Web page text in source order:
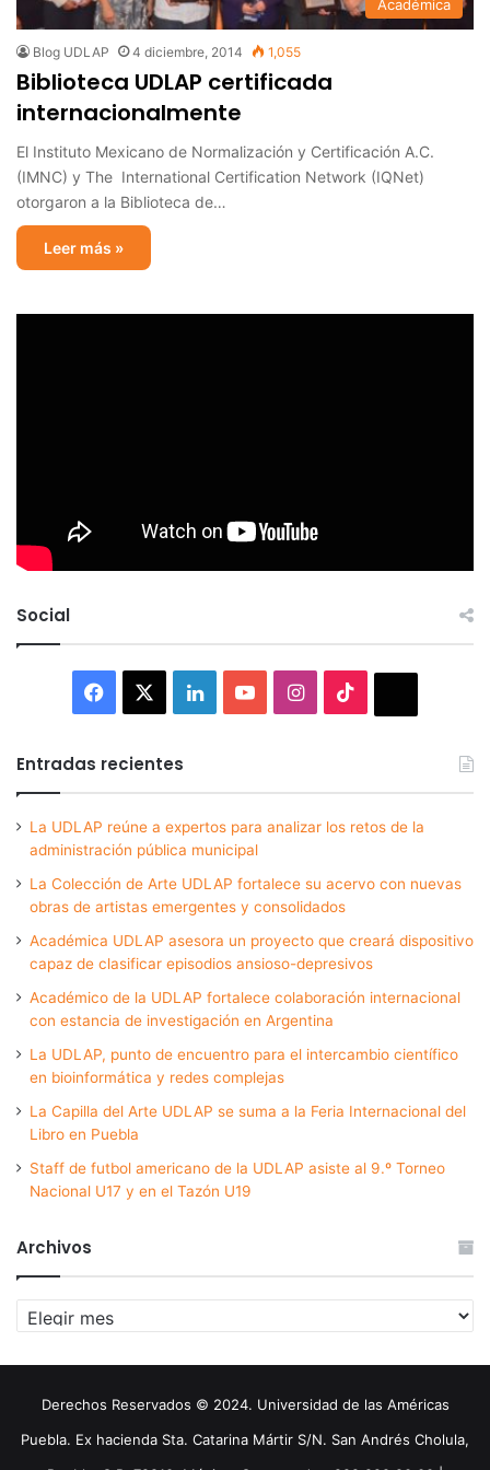
Académica
Blog UDLAP 4 diciembre, 2014 1,055
Biblioteca UDLAP certificada
internacionalmente
El Instituto Mexicano de Normalización y Certificación A.C.
(IMNC) y The International Certification Network (IQNet)
otorgaron a la Biblioteca de…
Leer más »
Social
Facebook LinkedInYouTubeInstagram
Entradas recientes
La UDLAP reúne a expertos para analizar los retos de la
administración pública municipal
La Colección de Arte UDLAP fortalece su acervo con nuevas
obras de artistas emergentes y consolidados
Académica UDLAP asesora un proyecto que creará dispositivo
capaz de clasificar episodios ansioso-depresivos
Académico de la UDLAP fortalece colaboración internacional
con estancia de investigación en Argentina
La UDLAP, punto de encuentro para el intercambio científico
en bioinformática y redes complejas
La Capilla del Arte UDLAP se suma a la Feria Internacional del
Libro en Puebla
Staff de futbol americano de la UDLAP asiste al 9.º Torneo
Nacional U17 y en el Tazón U19
Archivos
Archivos
Derechos Reservados © 2024. Universidad de las Américas
Puebla. Ex hacienda Sta. Catarina Mártir S/N. San Andrés Cholula,